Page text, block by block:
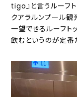
tigo』と言うルーフト
クアラルンプール観
一望できるルーフト
飲むというのが定番